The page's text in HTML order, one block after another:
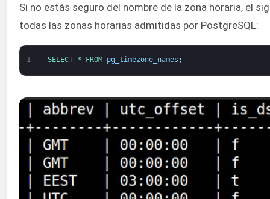
Si no estás seguro del nombre de la zona horaria, el
todas las zonas horarias admitidas por PostgreSQL:
1 SELECT * FROM pg_timezone_names ;